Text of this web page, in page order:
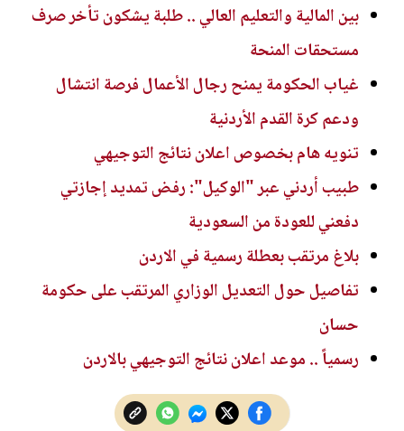
بين المالية والتعليم العالي .. طلبة يشكون تأخر صرف
مستحقات المنحة
غياب الحكومة يمنح رجال الأعمال فرصة انتشال
ودعم كرة القدم الأردنية
تنويه هام بخصوص اعلان نتائج التوجيهي
طبيب أردني عبر "الوكيل": رفض تمديد إجازتي
دفعني للعودة من السعودية
بلاغ مرتقب بعطلة رسمية في الاردن
تفاصيل حول التعديل الوزاري المرتقب على حكومة
حسان
رسمياً .. موعد اعلان نتائج التوجيهي بالاردن